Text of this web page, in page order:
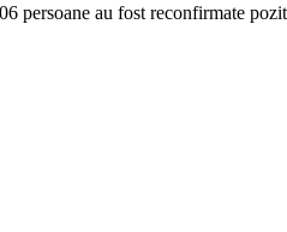
persoane au fost reconfirmate